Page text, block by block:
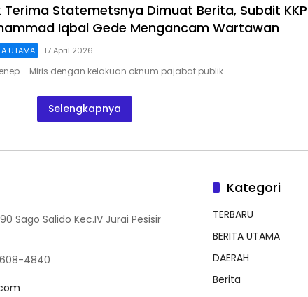
Terima Statemetsnya Dimuat Berita, Subdit KKP
Iqbal Gede Mengancam Wartawan
UTAMA 17 April 2026
– Miris dengan kelakuan oknum pajabat publik…
Selengkapnya
Sago Salido Kec.IV Jurai Pesisir
4840
Kategori
TERBARU
BERITA UTAMA
DAERAH
Berita